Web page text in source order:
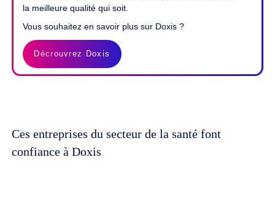
la meilleure qualité qui soit.
Vous souhaitez en savoir plus sur Doxis ?
Décrouvrez Doxis
Ces entreprises du secteur de la santé font
confiance à Doxis